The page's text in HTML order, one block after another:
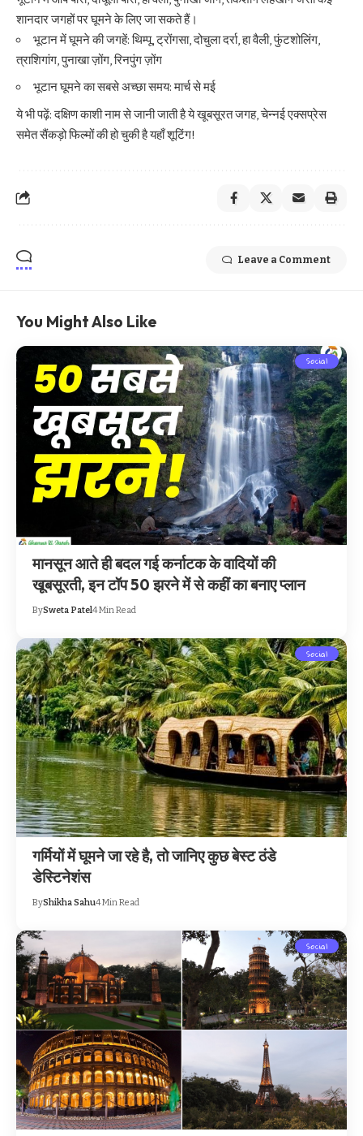
शानदार जगहों पर घूमने के लिए जा सकते हैं।
भूटान में घूमने की जगहें: थिम्पू, ट्रोंगसा, दोचुला दर्रा, हा वैली, फुंटशोलिंग,
त्राशिगांग, पुनाखा ज़ोंग, रिनपुंग ज़ोंग
भूटान घूमने का सबसे अच्छा समय: मार्च से मई
ये भी पढ़ें:दक्षिण काशी नाम से जानी जाती है ये खूबसूरत जगह, चेन्नई एक्सप्रेस
समेत सैंकड़ो फिल्मों की हो चुकी है यहाँ शूटिंग!
Leave a Comment
You Might Also Like
Social
मानसून आते ही बदल गई कर्नाटक के वादियों की
खूबसूरती, इन टॉप 50 झरने में से कहीं का बनाए प्लान
BySweta Patel4 Min Read
Social
गर्मियों में घूमने जा रहे है, तो जानिए कुछ बेस्ट ठंडे
डेस्टिनेशंस
ByShikha Sahu4 Min Read
Social